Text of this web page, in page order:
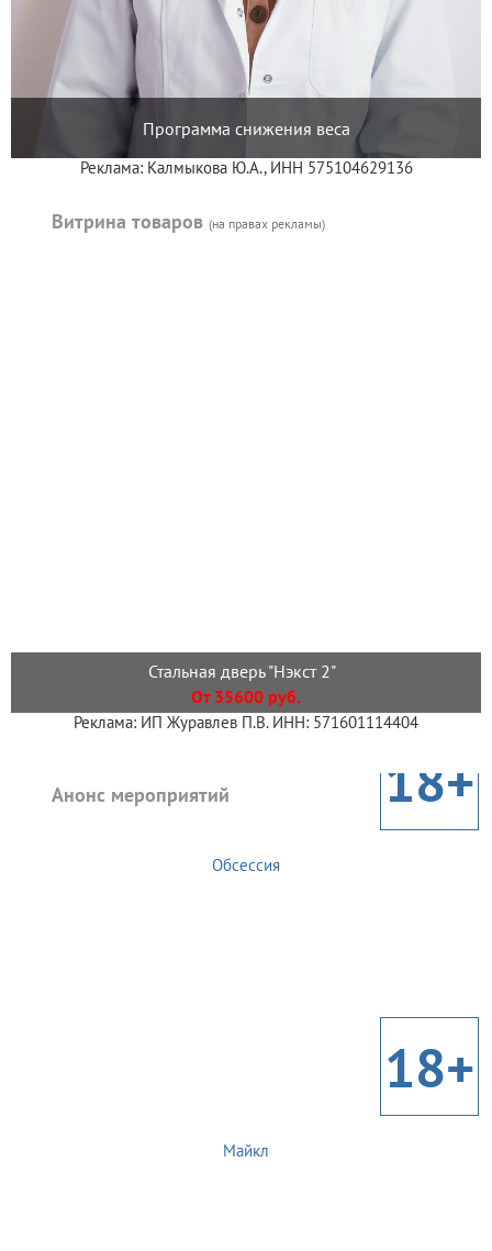
Программа снижения веса
Реклама: Калмыкова Ю.А., ИНН 575104629136
Витрина товаров (на правах рекламы)
Стальная дверь "Нэкст 2"
От 35600 руб.
Реклама: ИП Журавлев П.В. ИНН: 571601114404
Анонс мероприятий 18+
Обсессия
18+
Майкл